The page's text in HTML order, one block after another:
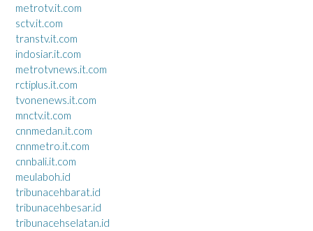
metrotv.it.com
sctv.it.com
transtv.it.com
indosiar.it.com
metrotvnews.it.com
rctiplus.it.com
tvonenews.it.com
mnctv.it.com
cnnmedan.it.com
cnnmetro.it.com
cnnbali.it.com
meulaboh.id
tribunacehbarat.id
tribunacehbesar.id
tribunacehselatan.id